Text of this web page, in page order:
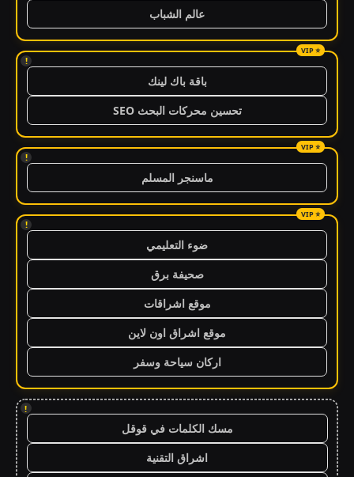
عالم الشباب
!
باقة باك لينك
تحسين محركات البحث SEO
!
ماسنجر المسلم
!
ضوء التعليمي
صحيفة برق
موقع اشراقات
موقع اشراق اون لاين
اركان سياحة وسفر
!
مسك الكلمات في قوقل
اشراق التقنية